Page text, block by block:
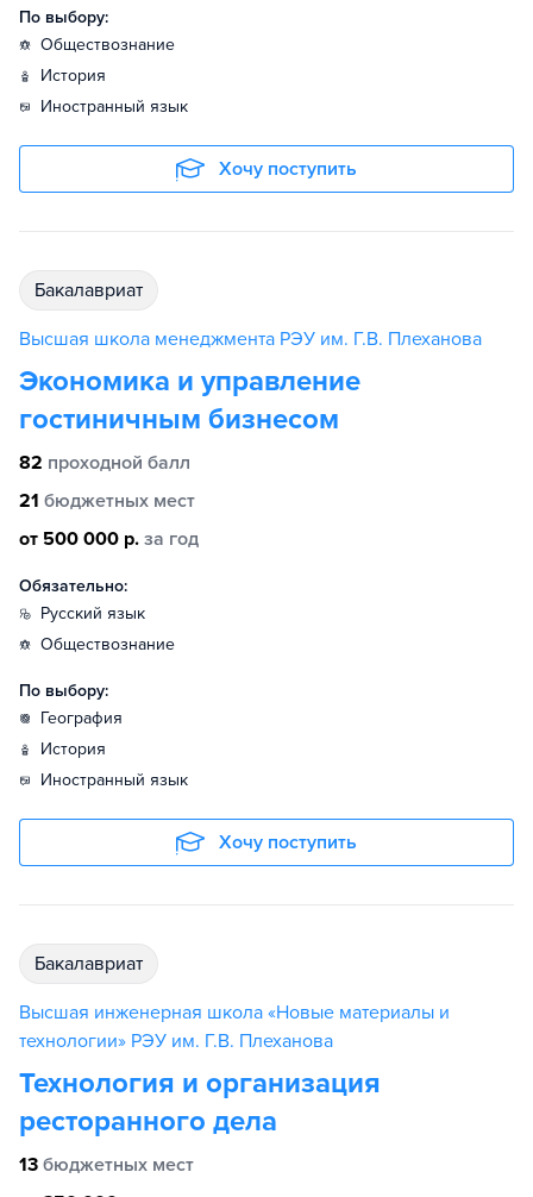
По выбору:
обществознание
история
иностранный язык
Хочу поступить
бакалавриат
Высшая школа менеджмента РЭУ им. Г.В. Плеханова
Экономика и управление
гостиничным бизнесом
82 проходной балл
21 бюджетных мест
от 500 000 р. за год
Обязательно:
русский язык
обществознание
По выбору:
география
история
иностранный язык
Хочу поступить
бакалавриат
Высшая инженерная школа «Новые материалы и
технологии» РЭУ им. Г.В. Плеханова
Технология и организация
ресторанного дела
13 бюджетных мест